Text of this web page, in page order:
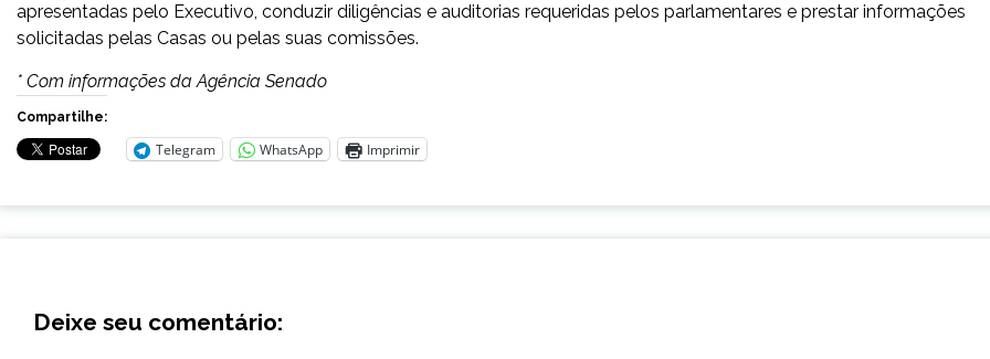
apresentadas pelo Executivo, conduzir diligências e auditorias requeridas pelos parlamentares e prestar informações
solicitadas pelas Casas ou pelas suas comissões.
* Com informações da Agência Senado
Compartilhe:
Telegram WhatsApp Imprimir
Deixe seu comentário: